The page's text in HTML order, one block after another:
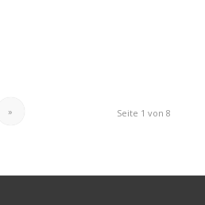
Seite 1 von 8
»